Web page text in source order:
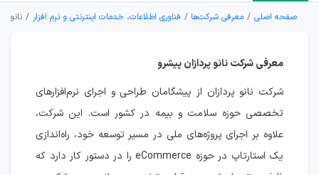
صفحه اصلی معرفی شرکت‌ها فناوری اطلاعات، خدمات اینترنتی و نرم افزار نانو
معرفی شرکت نانو پردازان پیشرو
شرکت نانو پردازان از پیشگامان طراحی و اجرای نرم‌افزارهای
تخصصی حوزه سلامت و بیمه در کشور است. این شرکت،
علاوه بر اجرای پروژه‌های ملی در مسیر توسعه خود، راه‌اندازی
یک استارتاپ در حوزه eCommerce را در دستور کار دارد که